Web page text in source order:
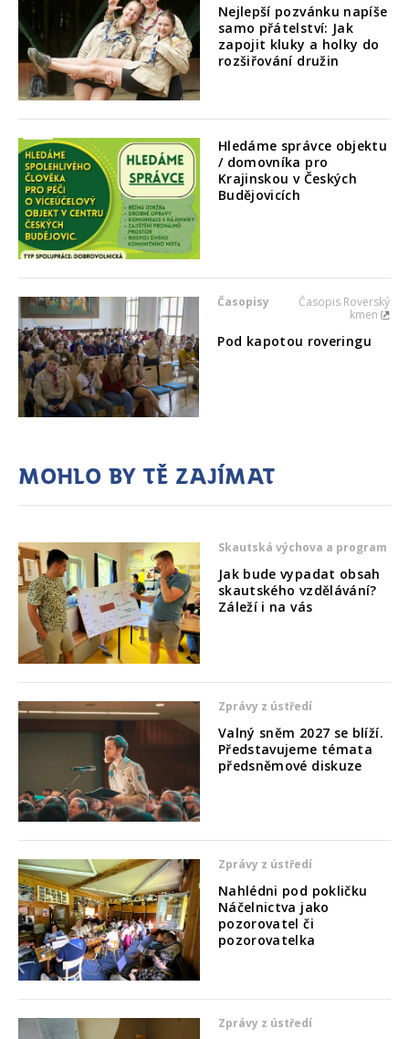
Nejlepší pozvánku napíše
samo přátelství: Jak
zapojit kluky a holky do
rozšiřování družin
Hledáme správce objektu
/ domovníka pro
Krajinskou v Českých
Budějovicích
Časopisy
Časopis Roverský
kmen
Pod kapotou roveringu
Mohlo by tě zajímat
Skautská výchova a program
Jak bude vypadat obsah
skautského vzdělávání?
Záleží i na vás
Zprávy z ústředí
Valný sněm 2027 se blíží.
Představujeme témata
předsněmové diskuze
Zprávy z ústředí
Nahlédni pod pokličku
Náčelnictva jako
pozorovatel či
pozorovatelka
Zprávy z ústředí